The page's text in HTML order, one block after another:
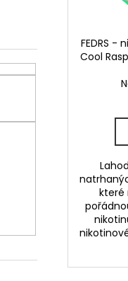
FEDRS -
Cool
které